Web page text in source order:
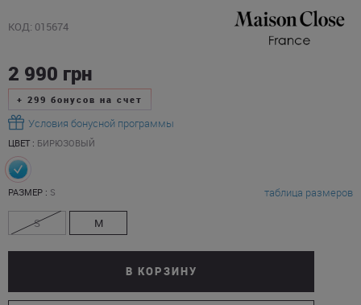
КОД: 015674
2 990 грн
+ 299 бонусов на счет
Условия бонусной программы
ЦВЕТ : БИРЮЗОВЫЙ
РАЗМЕР : S таблица размеров
S M
В КОРЗИНУ